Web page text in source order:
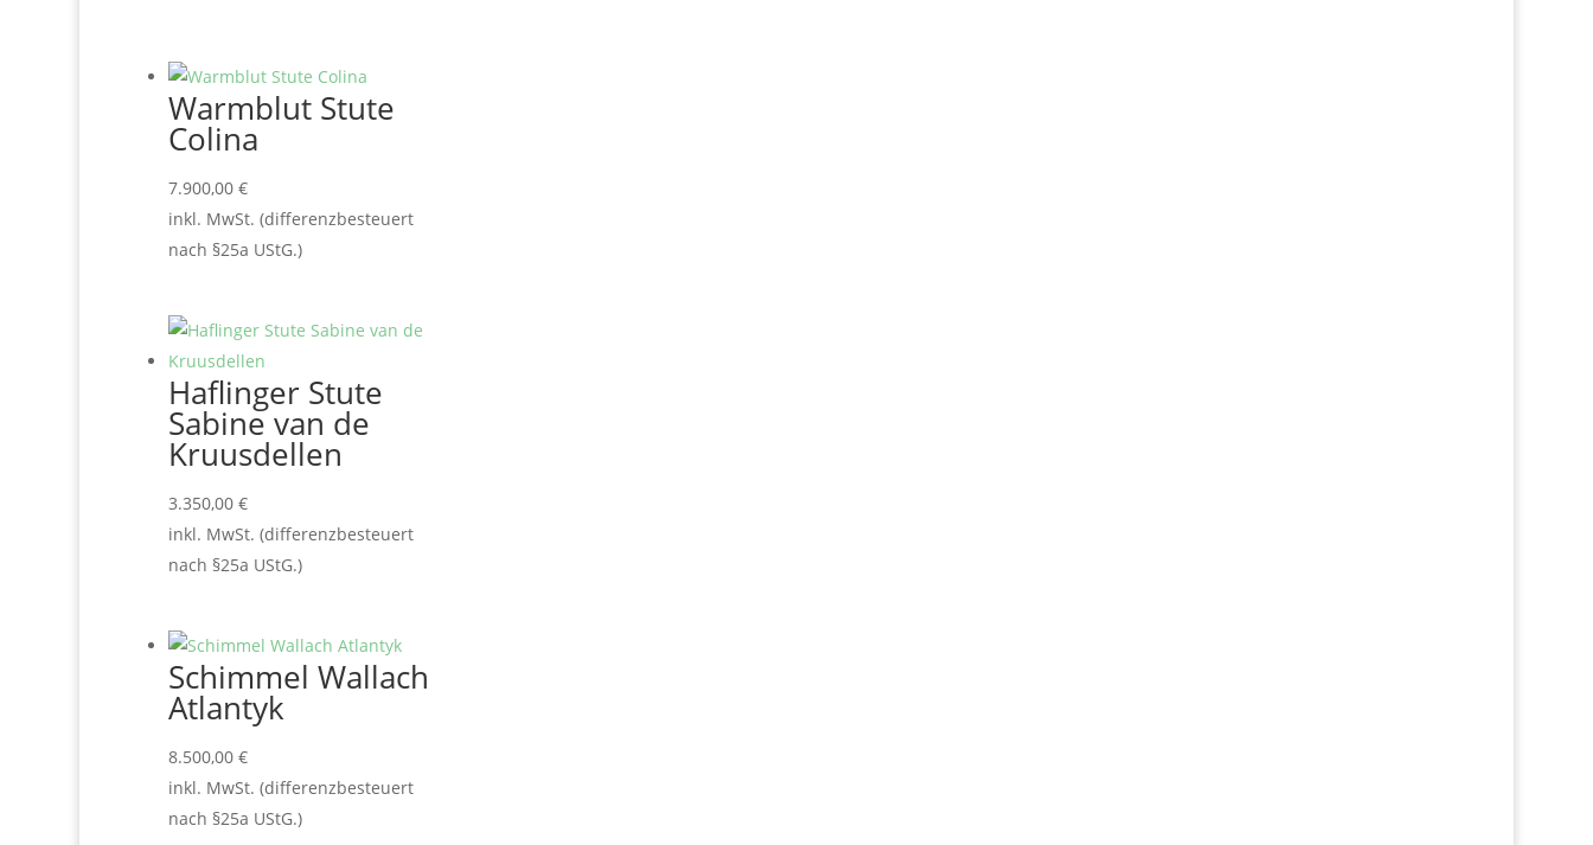
Warmblut Stute
Colina
7.900,00 €
inkl. MwSt. (differenzbesteuert
nach §25a UStG.)
Haflinger Stute
Sabine van de
Kruusdellen
3.350,00 €
inkl. MwSt. (differenzbesteuert
nach §25a UStG.)
Schimmel Wallach
Atlantyk
8.500,00 €
inkl. MwSt. (differenzbesteuert
nach §25a UStG.)